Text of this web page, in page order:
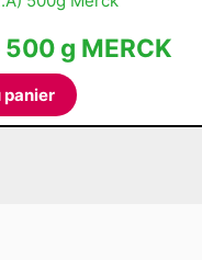
g MERCK
panier